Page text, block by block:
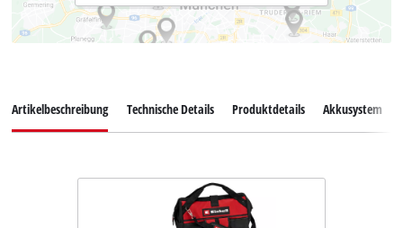
Artikelbeschreibung Technische Details Produktdetails Akkusystem